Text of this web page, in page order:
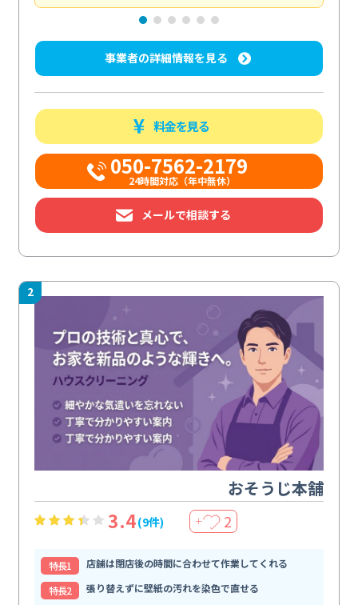
事業者の詳細情報を見る
料金を見る
050-7562-2179
24時間対応（年中無休）
メールで相談する
2
おそうじ本舗
3.4(9件) ＋ 2
特⻑1
店舗は閉店後の時間に合わせて作業してくれる
特⻑2
張り替えずに壁紙の汚れを染色で直せる